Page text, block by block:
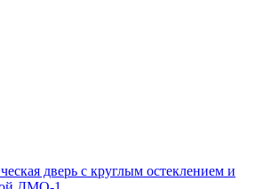
дверь с круглым остеклением и